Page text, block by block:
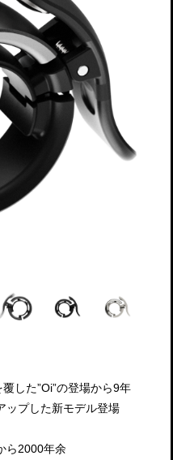
した”Oi”の登場から9年
ップした新モデル登場
ら2000年余